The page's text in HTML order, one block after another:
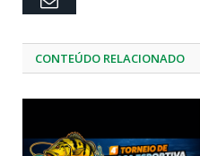
CONTEÚDO RELACIONADO